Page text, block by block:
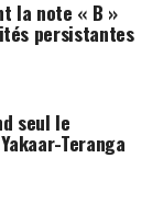
la note « B »
persistantes
seul le
Teranga